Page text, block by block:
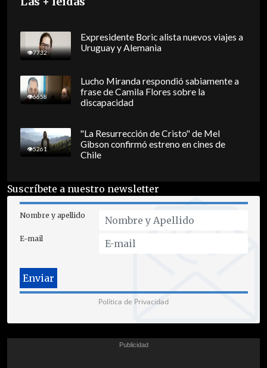
7732
Expresidente Boric alista nuevos viajes a
Uruguay y Alemania
6658
Lucho Miranda respondió sabiamente a
frase de Camila Flores sobre la
discapacidad
5261
"La Resurrección de Cristo" de Mel
Gibson confirmó estreno en cines de
Chile
Suscríbete a nuestro newsletter
Nombre y apellido
E-mail
Política de Privacidad